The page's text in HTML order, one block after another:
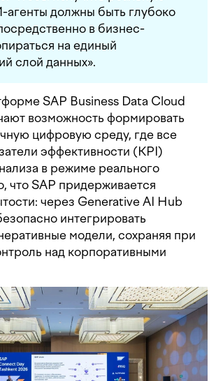
агенты должны быть глубоко
в бизнес-
на единый
слой данных».
SAP Business Data Cloud
возможность формировать
цифровую среду, где все
эффективности (KPI)
в режиме реального
что SAP придерживается
через Generative AI Hub
интегрировать
модели, сохраняя при
над корпоративными